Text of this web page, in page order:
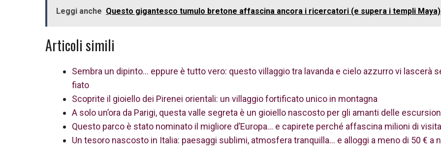
Leggi anche Questo gigantesco tumulo bretone affascina ancora i ricercatori (e supera i templi Maya)
Articoli simili
Sembra un dipinto… eppure è tutto vero: questo villaggio tra lavanda e cielo azzurro vi lascerà
fiato
Scoprite il gioiello dei Pirenei orientali: un villaggio fortificato unico in montagna
A solo un’ora da Parigi, questa valle segreta è un gioiello nascosto per gli amanti delle
Questo parco è stato nominato il migliore d’Europa… e capirete perché affascina milioni di
Un tesoro nascosto in Italia: paesaggi sublimi, atmosfera tranquilla… e alloggi a meno di 50 € a